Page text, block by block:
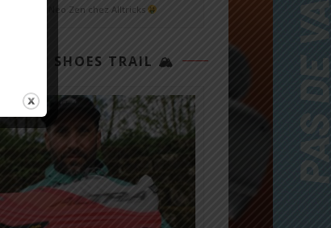
Mizuno Neo Zen chez Alltricks
TOP 3 SHOES TRAIL 🏔